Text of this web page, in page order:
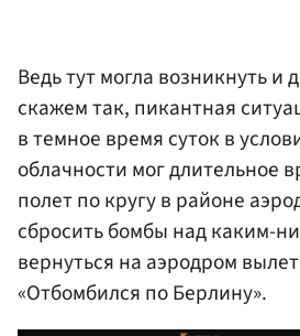
Ведь тут могла возникнуть и
скажем так, пикантная
в темное время суток в
облачности мог длительное
полет по кругу в районе
сбросить бомбы над каким-
вернуться на аэродром
«Отбомбился по Берлину».